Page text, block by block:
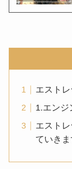
エスト
1.エンジ
エスト
ていきま